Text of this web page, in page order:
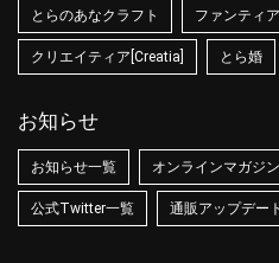
とらのあなクラフト ファンティ
クリエイティア[Creatia] とら婚
お知らせ
お知らせ一覧 オンラインマガジン
公式Twitter一覧 通販アップデー